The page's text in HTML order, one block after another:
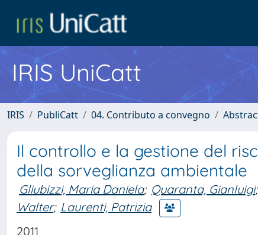
IRIS UniCatt
IRIS PubliCatt 04. Contributo a convegno
Il controllo e la gestione del
della sorveglianza ambientale
Gliubizzi, Maria Daniela; Quaranta, Gianluigi;
Walter; Laurenti, Patrizia
2011